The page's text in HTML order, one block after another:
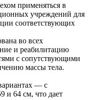
применяться в
учреждений для
соответствующих
во всех
и реабилитацию
с сопутствующими
массы тела.
— с
и 64 см, что дает